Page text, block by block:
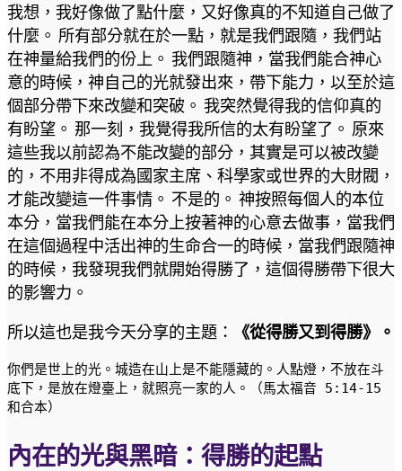
我想，我好像做了點什麼，又好像真的不知道自己做了
什麼。 所有部分就在於一點，就是我們跟隨，我們站
在神量給我們的份上。 我們跟隨神，當我們能合神心
意的時候，神自己的光就發出來，帶下能力，以至於這
個部分帶下來改變和突破。 我突然覺得我的信仰真的
有盼望。 那一刻，我覺得我所信的太有盼望了。 原來
這些我以前認為不能改變的部分，其實是可以被改變
的，不用非得成為國家主席、科學家或世界的大財閥，
才能改變這一件事情。 不是的。 神按照每個人的本位
本分，當我們能在本分上按著神的心意去做事，當我們
在這個過程中活出神的生命合一的時候，當我們跟隨神
的時候，我發現我們就開始得勝了，這個得勝帶下很大
的影響力。
所以這也是我今天分享的主題： 《從得勝又到得勝》。
你們是世上的光。城造在山上是不能隱藏的。人點燈，不放在斗
底下，是放在燈臺上，就照亮一家的人。（馬太福音 5:14-15
和合本）
內在的光與黑暗：得勝的起點